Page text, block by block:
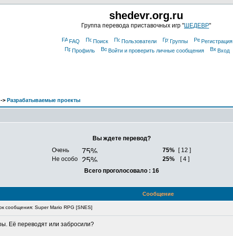
shedevr.org.ru
Группа перевода приставочных игр "ШЕДЕВР"
FAQ Поиск Пользователи Группы
Регистрация
Профиль
Войти и проверить личные сообщения Вход
-> Разрабатываемые проекты
Вы ждете перевод?
Очень
75%
[ 12 ]
Не особо
25%
[ 4 ]
Всего проголосовало : 16
Сообщение
сообщения: Super Mario RPG [SNES]
Её переводят или забросили?